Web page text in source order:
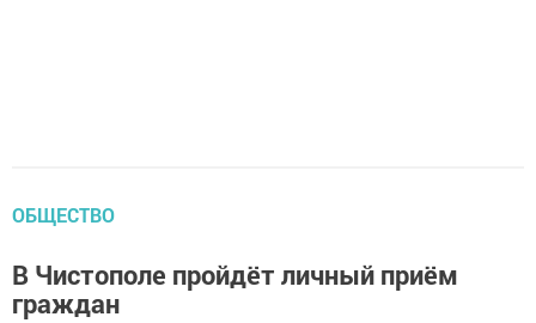
ОБЩЕСТВО
В Чистополе пройдёт личный приём
граждан